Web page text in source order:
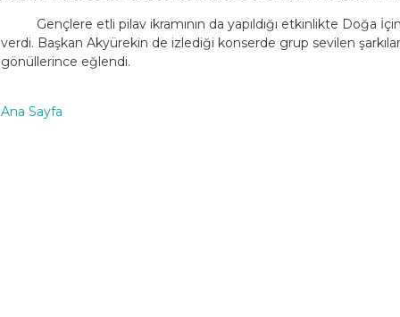
Gençlere etli pilav ikramının da yapıldığı etkinlikte Doğa
verdi. Başkan Akyürekin de izlediği konserde grup sevilen
gönüllerince eğlendi.
Ana Sayfa